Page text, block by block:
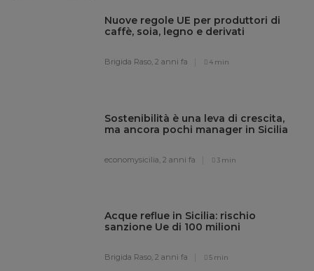
Nuove regole UE per produttori di
caffè, soia, legno e derivati
Brigida Raso,2 anni fa 4 min
Sostenibilità è una leva di crescita,
ma ancora pochi manager in Sicilia
economysicilia,2 anni fa 3 min
Acque reflue in Sicilia: rischio
sanzione Ue di 100 milioni
Brigida Raso,2 anni fa 5 min